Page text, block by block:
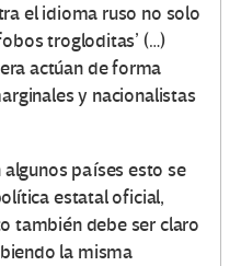
el idioma ruso no solo
trogloditas’ (…)
actúan de forma
y nacionalistas
países esto se
estatal oficial,
también debe ser claro
la misma